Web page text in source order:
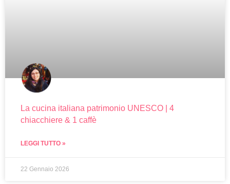
La cucina italiana patrimonio UNESCO | 4
chiacchiere & 1 caffè
LEGGI TUTTO »
22 Gennaio 2026